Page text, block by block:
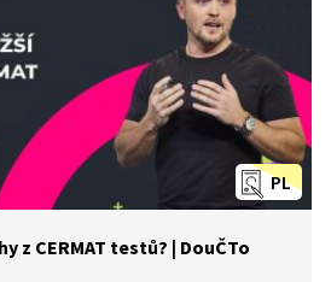
PL
z CERMAT testů? | DouČTo